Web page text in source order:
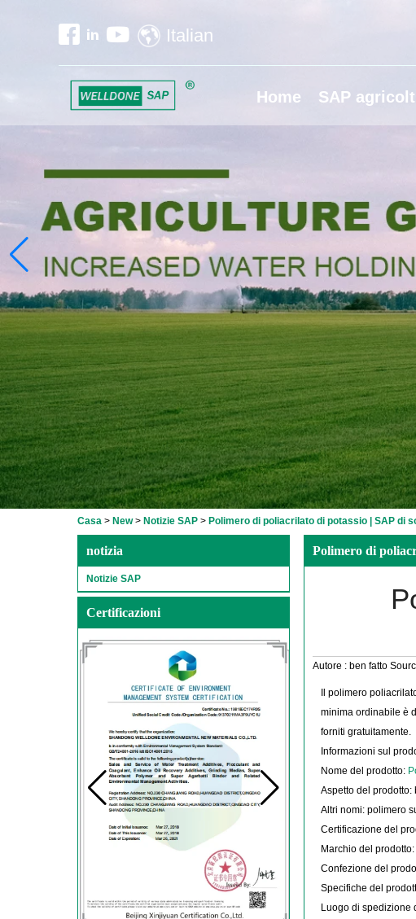
Italian
Home SAP
Casa> New> Notizie SAP> Polimero di poliacrilato di potassio | SAP di
notizia
Notizie SAP
Certificazioni
Polimero di
Autore : ben fatto
Il polimero
minima ordinabile è
forniti gratuitamente.
Informazioni sul
Nome del prodotto:
Aspetto del
Altri nomi: polimero
Certificazione del
Marchio del
Confezione del
Specifiche del
Luogo di spedizione